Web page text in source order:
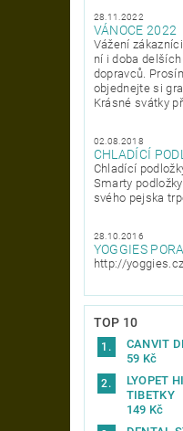
28.11.2022
VÁNOCE 2022
Vážení
ní i doba
dopravců.
objednejte si
Krásné svátky
02.08.2018
CHLADÍCÍ
Chladící
Smarty
svého pejska
28.10.2016
YOGGIES
http://
TOP 10
CANVIT
59 Kč
LYOPET
TIBETKY
149 Kč